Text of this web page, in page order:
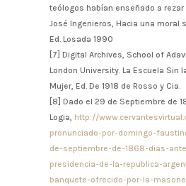
teólogos habían enseñado a rezar
José Ingenieros, Hacia una moral
Ed. Losada 1990
[7] Digital Archives, School of
London University. La Escuela Sin
Mujer, Ed. De 1918 de Rosso y Cia.
[8] Dado el 29 de Septiembre de
Logia, http://
pronunciado-por-domingo-
de-septiembre-de-1868-dias-
presidencia-de-la-republica-
banquete-ofrecido-por-la-